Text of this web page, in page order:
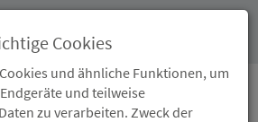
Cookies
und ähnliche Funktionen, um
und teilweise
zu verarbeiten. Zweck der